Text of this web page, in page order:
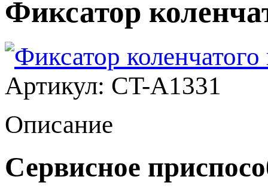
Фиксатор
Артикул: CT-A1331
Описание
Сервисное